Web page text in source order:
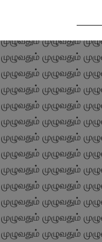
கதிரை ஈர்க்கும்
நல்ல கதிர்
முழுவதும்
முழுவதும்
முழுவதும்
முழுவதும்
முழுவதும்
முழுவதும்
முழுவதும்
முழுவதும்
முழுவதும்
முழுவதும்
முழுவதும்
முழுவதும்
முழுவதும்
குறிப்புகள்